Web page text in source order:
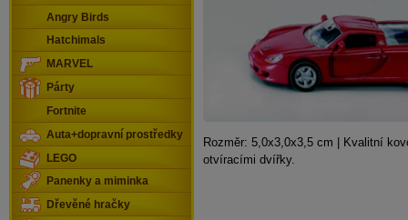
Rozměr: 5,0x3,0x3,5 cm | Kvalitní
otvíracími dvířky.
Angry Birds
Hatchimals
MARVEL
Párty
Fortnite
Auta+dopravní prostředky
LEGO
Panenky a miminka
Dřevěné hračky